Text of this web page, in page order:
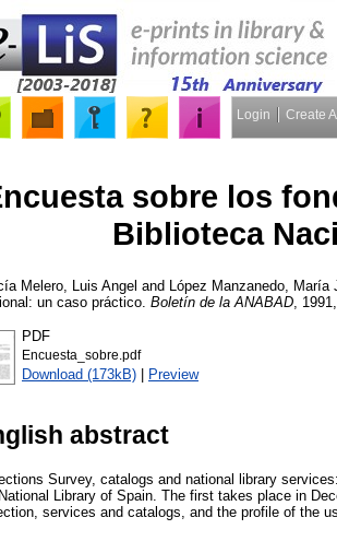
Login Create
sobre los
Biblioteca
Melero, Luis Angel and
López Manzanedo, María
un caso práctico. Boletín de la ANABAD ,
PDF
Encuesta_sobre.pdf
Download (173kB) | Preview
abstract
Survey, catalogs and national library
Library of Spain. The first takes place in
services and catalogs, and the profile of the